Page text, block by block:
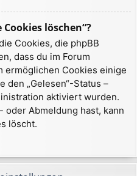
löschen“?
Cookies, die phpBB
dass du im Forum
ermöglichen Cookies einige
den „Gelesen“-Status –
aktiviert wurden.
oder Abmeldung hast, kann
löscht.